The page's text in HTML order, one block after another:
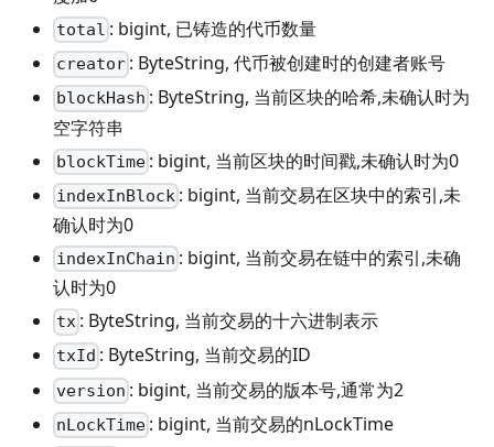
total : bigint, 已铸造的代币数量
creator : ByteString, 代币被创建时的创建者账号
blockHash : ByteString, 当前区块的哈希,未确认时为
空字符串
blockTime : bigint, 当前区块的时间戳,未确认时为0
indexInBlock : bigint, 当前交易在区块中的索引,未
确认时为0
indexInChain : bigint, 当前交易在链中的索引,未确
认时为0
tx : ByteString, 当前交易的十六进制表示
txId : ByteString, 当前交易的ID
version : bigint, 当前交易的版本号,通常为2
nLockTime : bigint, 当前交易的nLockTime